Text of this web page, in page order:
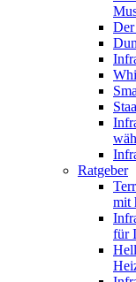
Der
Ratgeber
mit
für